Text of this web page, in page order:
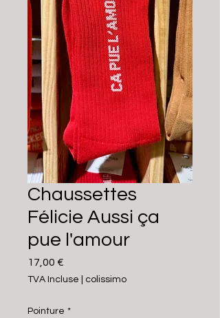
Chaussettes
Félicie Aussi ça
pue l'amour
17,00 €
TVA Incluse colissimo
Pointure *